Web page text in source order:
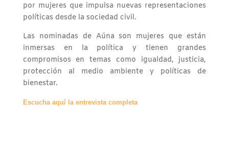
por mujeres que impulsa nuevas representaciones
políticas desde la sociedad civil.
Las nominadas de Aúna son mujeres que están
inmersas en la política y tienen grandes
compromisos en temas como igualdad, justicia,
protección al medio ambiente y políticas de
bienestar.
Escucha aquí la entrevista completa